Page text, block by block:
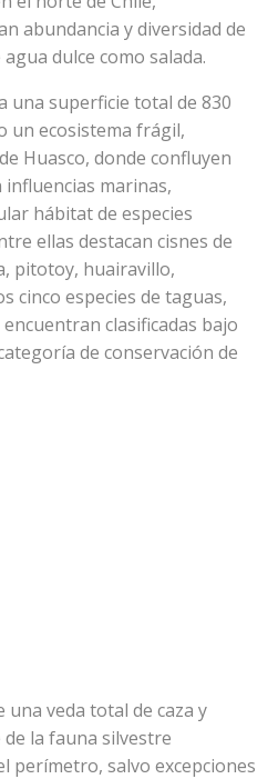
abundancia y diversidad de
dulce como salada.
una superficie total de 830
un ecosistema frágil,
Huasco, donde confluyen
marinas,
hábitat de especies
ellas destacan cisnes de
pitotoy, huairavillo,
cinco especies de taguas,
clasificadas bajo
de conservación de
una veda total de caza y
la fauna silvestre
perímetro, salvo excepciones